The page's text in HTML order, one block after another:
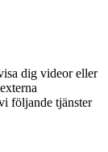
dig videor eller
följande tjänster